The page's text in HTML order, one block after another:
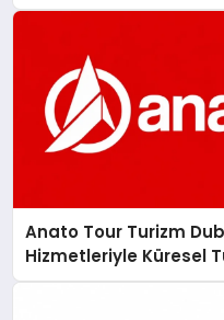
Anato Tour Turizm
Hizmetleriyle Küresel